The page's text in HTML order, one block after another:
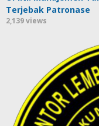
Terjebak Patronase
2,139 views